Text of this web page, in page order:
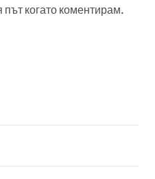
когато коментирам.